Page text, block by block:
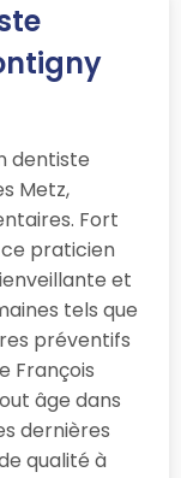
dentiste
Metz,
Fort
praticien
et
tels que
préventifs
François
âge dans
dernières
qualité à